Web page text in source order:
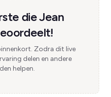
die Jean
Zodra dit live
delen en andere
helpen.